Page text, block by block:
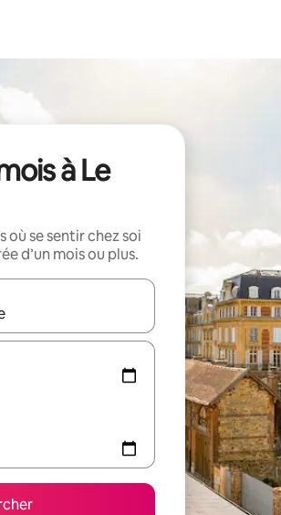
à Le
où se sentir chez soi
d’un mois ou plus.
parcourez-les en utilisant les flèches